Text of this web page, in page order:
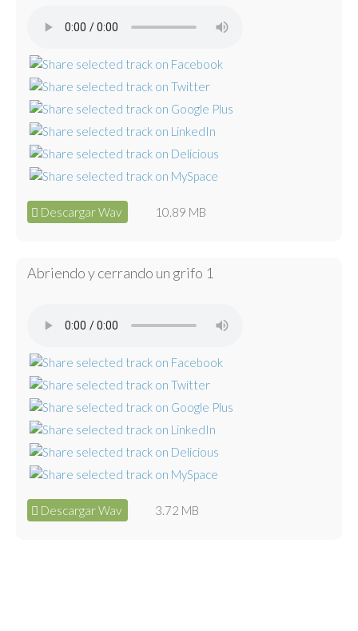
Descargar Wav 10.89 MB
Abriendo y cerrando un grifo 1
Descargar Wav 3.72 MB